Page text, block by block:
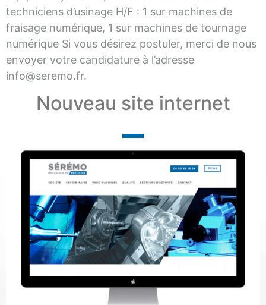
techniciens d’usinage H/F : 1 sur machines de
fraisage numérique, 1 sur machines de tournage
numérique Si vous désirez postuler, merci de nous
envoyer votre candidature à l’adresse
info@seremo.fr.
Nouveau site internet